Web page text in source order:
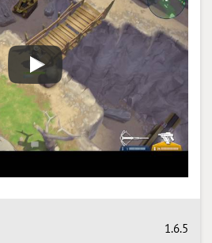
1.6.5